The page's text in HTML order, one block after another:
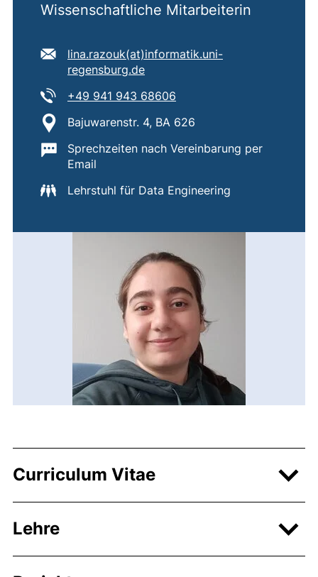
Wissenschaftliche Mitarbeiterin
E-Mail Adresse:
lina.razouk​(at)​informatik.uni-
regensburg.de(öffnet Ihr E-Mail-Programm)
Tel:
+49 941 943 68606
Standort:
Bajuwarenstr. 4, BA 626
Wichtige Informationen:
Sprechzeiten nach Vereinbarung per
Email
Lehrstuhl für Data Engineering
Curriculum Vitae
Lehre